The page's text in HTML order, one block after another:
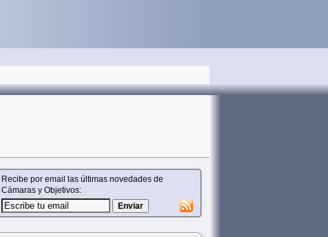
Recibe por email las últimas novedades de
Cámaras y Objetivos: